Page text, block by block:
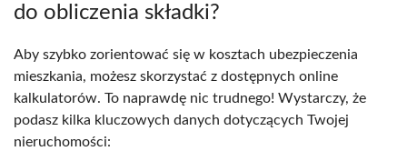
do obliczenia składki?
Aby szybko zorientować się w kosztach ubezpieczenia
mieszkania, możesz skorzystać z dostępnych online
kalkulatorów. To naprawdę nic trudnego! Wystarczy, że
podasz kilka kluczowych danych dotyczących Twojej
nieruchomości: